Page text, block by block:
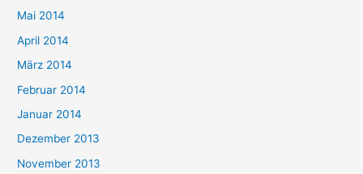
Mai 2014
April 2014
März 2014
Februar 2014
Januar 2014
Dezember 2013
November 2013